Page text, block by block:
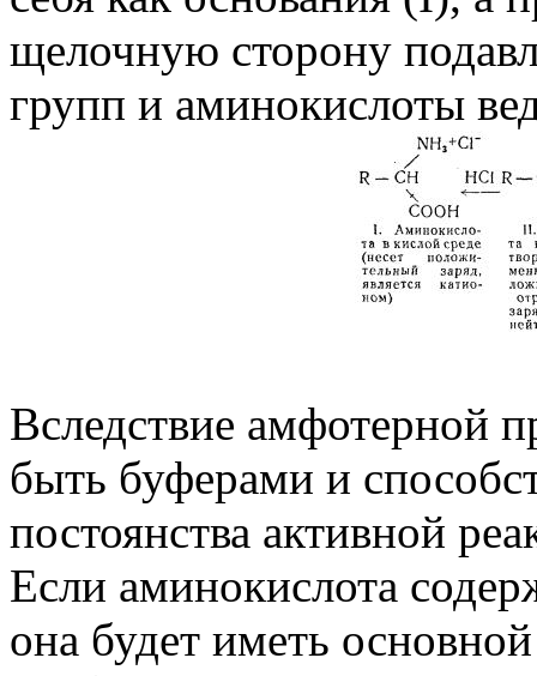
щелочную сторону
групп и аминокислоты
Вследствие амфотерной
быть буферами и
постоянства активной
Если аминокислота
она будет иметь